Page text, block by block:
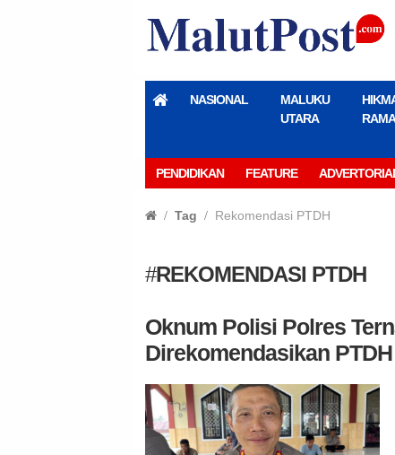
NASIONAL
MALUKU
UTARA
PENDIDIKAN FEATURE
Tag Rekomendasi PTDH
#REKOMENDASI PTDH
Oknum Polisi Polres
Direkomendasikan PTDH